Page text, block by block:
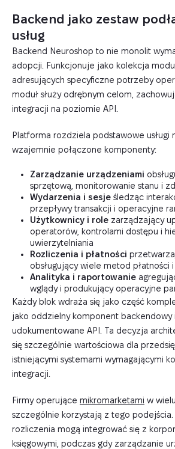
Backend jako zestaw
usług
Backend Neuroshop to nie monolit
adopcji. Funkcjonuje jako kolekcja
adresujących specyficzne potrzeby
moduł służy odrębnym celom,
integracji na poziomie API.
Platforma rozdziela podstawowe usługi
wzajemnie połączone komponenty:
Zarządzanie urządzeniami
sprzętową, monitorowanie stanu i
Wydarzenia i sesje śledząc
przepływy transakcji i operacyjne
Użytkownicy i role zarządzający
operatorów, kontrolami dostępu i
uwierzytelniania
Rozliczenia i płatności
obsługujący wiele metod płatności
Analityka i raportowanie
wglądy i produkujący operacyjne
Każdy blok wdraża się jako część
jako oddzielny komponent backendowy
udokumentowane API. Ta decyzja
się szczególnie wartościowa dla
istniejącymi systemami wymagającymi
integracji.
Firmy operujące mikromarketami w
szczególnie korzystają z tego podejścia.
rozliczenia mogą integrować się z
księgowymi, podczas gdy zarządzanie